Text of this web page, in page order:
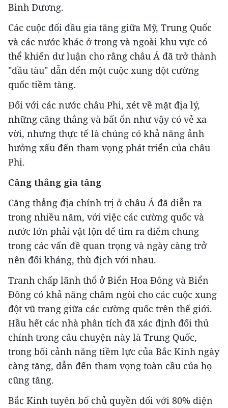
Bình Dương.
Các cuộc đối đầu gia tăng giữa Mỹ, Trung Quốc
và các nước khác ở trong và ngoài khu vực có
thể khiến dư luận cho rằng châu Á đã trở thành
"đầu tàu" dẫn đến một cuộc xung đột cường
quốc tiềm tàng.
Đối với các nước châu Phi, xét về mặt địa lý,
những căng thẳng và bất ổn như vậy có vẻ xa
vời, nhưng thực tế là chúng có khả năng ảnh
hưởng xấu đến tham vọng phát triển của châu
Phi.
Căng thẳng gia tăng
Căng thẳng địa chính trị ở châu Á đã diễn ra
trong nhiều năm, với việc các cường quốc và
nước lớn phải vật lộn để tìm ra điểm chung
trong các vấn đề quan trọng và ngày càng trở
nên đối kháng, thù địch với nhau.
Tranh chấp lãnh thổ ở Biển Hoa Đông và Biển
Đông có khả năng châm ngòi cho các cuộc xung
đột vũ trang giữa các cường quốc trên thế giới.
Hầu hết các nhà phân tích đã xác định đối thủ
chính trong câu chuyện này là Trung Quốc,
trong bối cảnh năng tiềm lực của Bắc Kinh ngày
càng tăng, dẫn đến tham vọng toàn cầu của họ
cũng tăng.
Bắc Kinh tuyên bố chủ quyền đối với 80% diện